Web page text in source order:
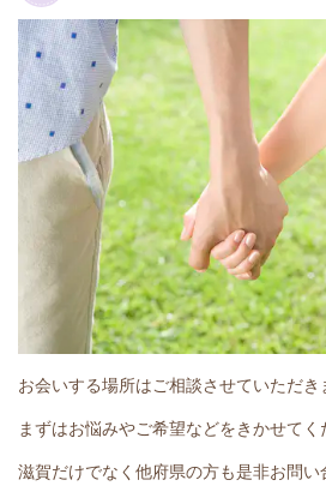
お会いする場所はご相談させていただき
まずはお悩みやご希望などをきかせてく
滋賀だけでなく他府県の方も是非お問い